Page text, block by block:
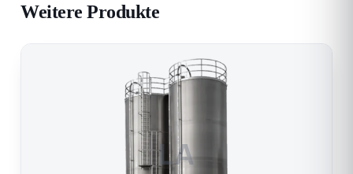
Weitere Produkte
LA